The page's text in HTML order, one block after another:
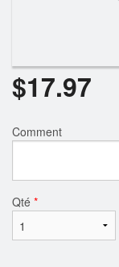
$17.97
Comment
Qté *